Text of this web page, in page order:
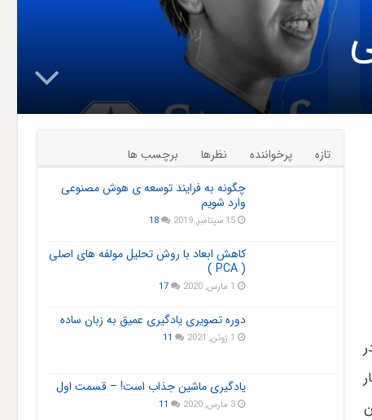
تازه پرخواننده نظرها
برچسب ها
چگونه به فرایند توسعه ی هوش مصنوعی
وارد شویم
15 سپتامبر, 2019 18
کاهش ابعاد با روش تحلیل مولفه های اصلی
( PCA )
1 مارس, 2020 17
دوره تصویری یادگیری عمیق به زبان ساده
1 ژوئن, 2021 11
یادگیری ماشین جذاب است! – قسمت اول
3 مارس, 2020 11